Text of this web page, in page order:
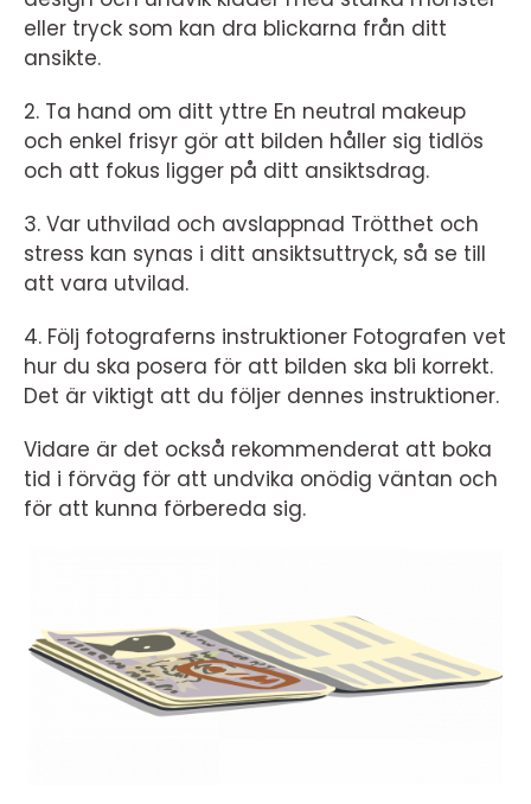
eller tryck som kan dra blickarna från ditt
ansikte.
2. Ta hand om ditt yttre En neutral makeup
och enkel frisyr gör att bilden håller sig tidlös
och att fokus ligger på ditt ansiktsdrag.
3. Var uthvilad och avslappnad Trötthet och
stress kan synas i ditt ansiktsuttryck, så se till
att vara utvilad.
4. Följ fotograferns instruktioner Fotografen vet
hur du ska posera för att bilden ska bli korrekt.
Det är viktigt att du följer dennes instruktioner.
Vidare är det också rekommenderat att boka
tid i förväg för att undvika onödig väntan och
för att kunna förbereda sig.